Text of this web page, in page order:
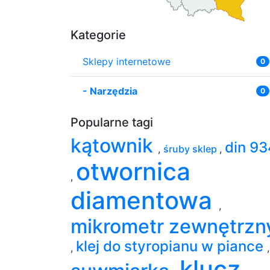
Kategorie
Sklepy internetowe 0
- Narzędzia 0
Popularne tagi
kątownik , śruby sklep , din
, otwornica
diamentowa
,
mikrometr
, klej do styropianu w piance ,